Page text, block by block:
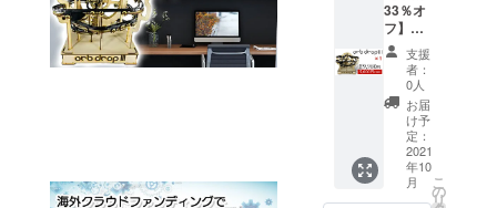
つ商品を送
り出せるよ
う努力して
まいりま
す。ぜひ応
援をよろし
くお願いい
たします。
↓↓↓
【超超
早割】
￥8,980
(税込)
F］
★【超
早割】
￥9,480
(税込) --
-----------
--- 一般
販売予
定価格
【￥14,
980】
33％オ
フ】ピ
タゴラ
コース
ター
Ord
DropIII
× 1個 ピ
タゴラ
コース
ター
支援
者：
0人
お届
け予
定：
2021
年10
月
こ
の
リ